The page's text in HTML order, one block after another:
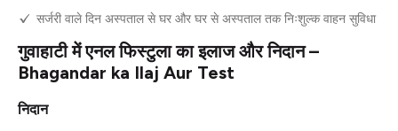
सर्जरी वाले दिन अस्पताल से घर और घर से अस्पताल तक निःशुल्क वाहन सुविधा
गुवाहाटी में एनल फिस्टुला का इलाज और निदान –
Bhagandar ka Ilaj Aur Test
निदान